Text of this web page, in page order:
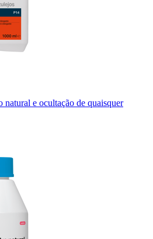
natural e ocultação de quaisquer